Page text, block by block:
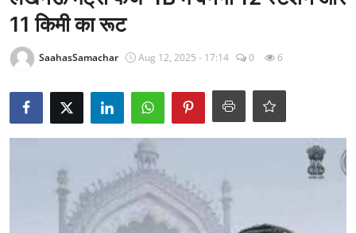
राजनीति
खेल
Epaper
धर्म
लाइफस्टाइल
11 किमी का रूट
SaahasSamachar Aug 12, 2025 - 17:14 0 6